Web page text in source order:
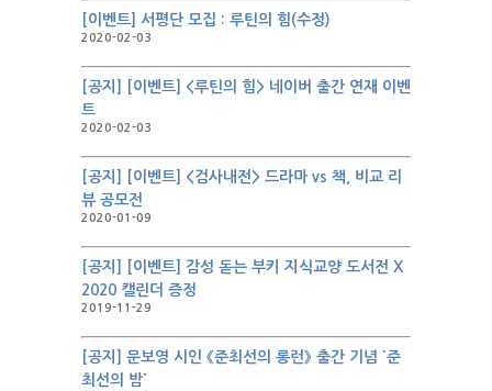
[이벤트] 서평단 모집 : 루틴의 힘(수정)
2020-02-03
[공지] [이벤트] <루틴의 힘> 네이버 출간 연재 이벤
트
2020-02-03
[공지] [이벤트] <검사내전> 드라마 vs 책, 비교 리
뷰 공모전
2020-01-09
[공지] [이벤트] 감성 돋는 부키 지식교양 도서전 X
2020 캘린더 증정
2019-11-29
[공지] 문보영 시인 《준최선의 롱런》 출간 기념 `준
최선의 밤`